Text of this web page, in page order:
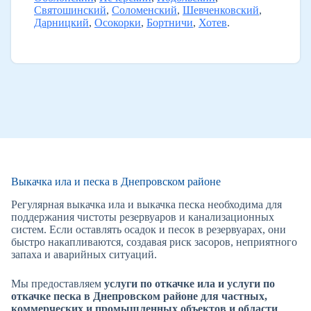
Святошинский, Соломенский, Шевченковский,
Дарницкий, Осокорки, Бортничи, Хотев.
Выкачка ила и песка в Днепровском районе
Регулярная выкачка ила и выкачка песка необходима для
поддержания чистоты резервуаров и канализационных
систем. Если оставлять осадок и песок в резервуарах, они
быстро накапливаются, создавая риск засоров, неприятного
запаха и аварийных ситуаций.
Мы предоставляем услуги по откачке ила и услуги по
откачке песка в Днепровском районе для частных,